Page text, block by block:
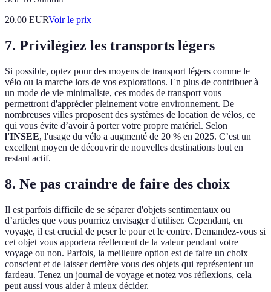
20.00 EURVoir le prix
7. Privilégiez les transports légers
Si possible, optez pour des moyens de transport légers comme le
vélo ou la marche lors de vos explorations. En plus de contribuer à
un mode de vie minimaliste, ces modes de transport vous
permettront d'apprécier pleinement votre environnement. De
nombreuses villes proposent des systèmes de location de vélos, ce
qui vous évite d’avoir à porter votre propre matériel. Selon
l'INSEE, l'usage du vélo a augmenté de 20 % en 2025. C’est un
excellent moyen de découvrir de nouvelles destinations tout en
restant actif.
8. Ne pas craindre de faire des choix
Il est parfois difficile de se séparer d'objets sentimentaux ou
d’articles que vous pourriez envisager d'utiliser. Cependant, en
voyage, il est crucial de peser le pour et le contre. Demandez-vous si
cet objet vous apportera réellement de la valeur pendant votre
voyage ou non. Parfois, la meilleure option est de faire un choix
conscient et de laisser derrière vous des objets qui représentent un
fardeau. Tenez un journal de voyage et notez vos réflexions, cela
peut aussi vous aider à mieux décider.